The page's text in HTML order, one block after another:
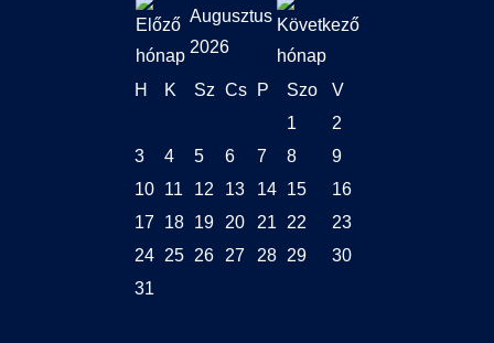
Augusztus
2026
H K Sz Cs P Szo
V
1
2
3
4 5 6 7 8
9
10
11 12 13 14 15
16
17
18 19 20 21 22
23
24
25 26 27 28 29
30
31